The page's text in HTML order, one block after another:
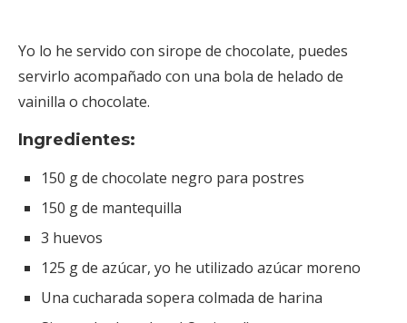
Yo lo he servido con sirope de chocolate, puedes
servirlo acompañado con una bola de helado de
vainilla o chocolate.
Ingredientes:
150 g de chocolate negro para postres
150 g de mantequilla
3 huevos
125 g de azúcar, yo he utilizado azúcar moreno
Una cucharada sopera colmada de harina